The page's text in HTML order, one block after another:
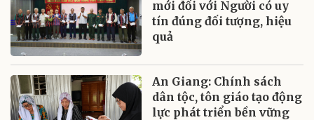
mới đối với Người có uy
tín đúng đối tượng, hiệu
quả
An Giang: Chính sách
dân tộc, tôn giáo tạo động
lực phát triển bền vững